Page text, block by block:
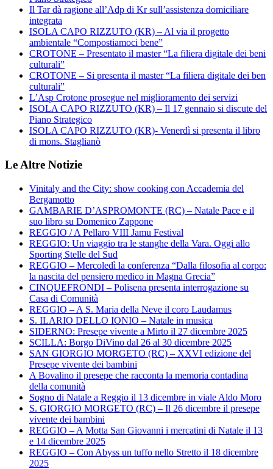
Il Tar dà ragione all’Adp di Kr sull’assistenza domiciliare
integrata
ISOLA CAPO RIZZUTO (KR) – Al via il progetto
ambientale “Compostiamoci bene”
CROTONE – Presentato il master “La filiera digitale dei beni
culturali”
CROTONE – Si presenta il master “La filiera digitale dei ben
culturali”
L’Asp Crotone prosegue nel miglioramento dei servizi
ISOLA CAPO RIZZUTO (KR) – Il 17 gennaio si discute del
Piano Strategico
ISOLA CAPO RIZZUTO (KR)- Venerdì si presenta il libro
di mons. Staglianò
Le Altre Notizie
Vinitaly and the City: show cooking con Accademia del
Bergamotto
GAMBARIE D’ASPROMONTE (RC) – Natale Pace e il
suo libro su Domenico Zappone
REGGIO / A Pellaro VIII Jamu Festival
REGGIO: Un viaggio tra le stanghe della Vara. Oggi allo
Sporting Stelle del Sud
REGGIO – Mercoledì la conferenza “Dalla filosofia al corpo:
la nascita del pensiero medico in Magna Grecia”
CINQUEFRONDI – Polisena presenta interrogazione su
Casa di Comunità
REGGIO – A S. Maria della Neve il coro Laudamus
S. ILARIO DELLO IONIO – Natale in musica
SIDERNO: Presepe vivente a Mirto il 27 dicembre 2025
SCILLA: Borgo DiVino dal 26 al 30 dicembre 2025
SAN GIORGIO MORGETO (RC) – XXVI edizione del
Presepe vivente dei bambini
A Bovalino il presepe che racconta la memoria contadina
della comunità
Sogno di Natale a Reggio il 13 dicembre in viale Aldo Moro
S. GIORGIO MORGETO (RC) – Il 26 dicembre il presepe
vivente dei bambini
REGGIO – A Motta San Giovanni i mercatini di Natale il 13
e 14 dicembre 2025
REGGIO – Con Abyss un tuffo nello Stretto il 18 dicembre
2025